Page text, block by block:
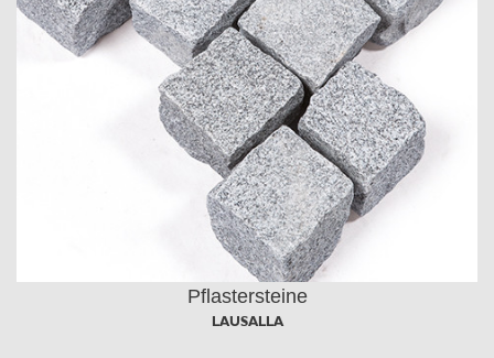
Pflastersteine
LAUSALLA